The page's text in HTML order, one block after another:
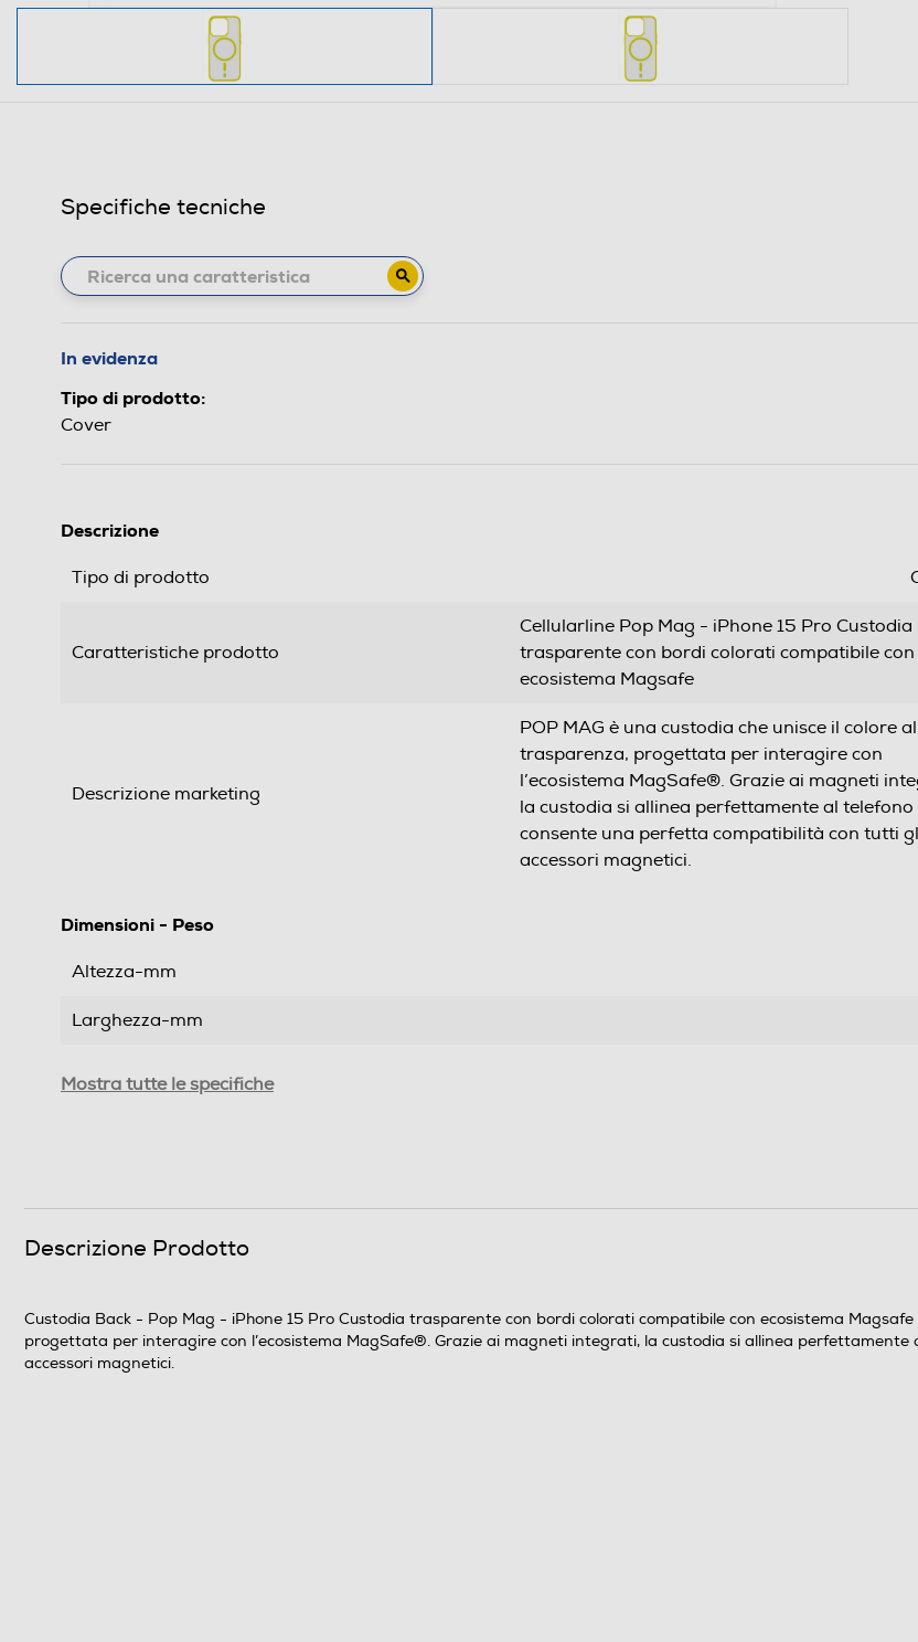
Specifiche tecniche
In evidenza
Tipo di prodotto:
Cover
Descrizione
Tipo di prodotto
Caratteristiche prodotto
Cellularline Pop Mag - iPhone 15 Pro Custodia
trasparente con bordi colorati compatibile con
ecosistema Magsafe
Descrizione marketing
POP MAG è una custodia che unisce il colore
trasparenza, progettata per interagire con
l’ecosistema MagSafe®. Grazie ai magneti
la custodia si allinea perfettamente al telefono
consente una perfetta compatibilità con tutti
accessori magnetici.
Dimensioni - Peso
Altezza-mm
Larghezza-mm
Mostra tutte le specifiche
Descrizione Prodotto
Custodia Back - Pop Mag - iPhone 15 Pro Custodia trasparente con bordi colorati compatibile con ecosistema
progettata per interagire con l’ecosistema MagSafe®. Grazie ai magneti integrati, la custodia si allinea
accessori magnetici.